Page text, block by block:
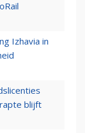
Izhavia in
blijft